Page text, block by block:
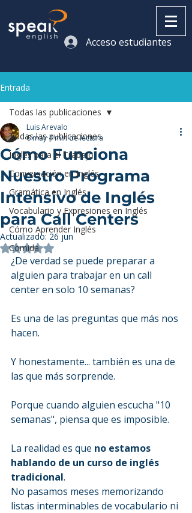
Acceso estudiantes
Entrada
Todas las publicaciones
Inglés para el Trabajo
Conversación en Inglés
Gramática en Inglés
Vocabulario y Expresiones en Inglés
Cómo Aprender Inglés
Comida
Todas las publicaciones
Cómo Funciona
Nuestro Programa
Intensivo de Inglés
para Call Centers
Luis Arevalo
6 may 4 min de lectura
Actualizado: 26 jun
Obtuvo NaN de 5 estrellas.
¿De verdad se puede preparar a
alguien para trabajar en un call
center en solo 10 semanas?
Es una de las preguntas que más nos
hacen.
Y honestamente... también es una de
las que más sorprende.
Porque cuando alguien escucha "10
semanas", piensa que es imposible.
La realidad es que no estamos
hablando de un curso de inglés
tradicional.
No pasamos meses memorizando
listas interminables de vocabulario ni